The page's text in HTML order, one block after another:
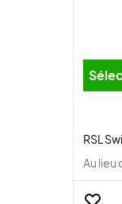
RSL
Au lieu